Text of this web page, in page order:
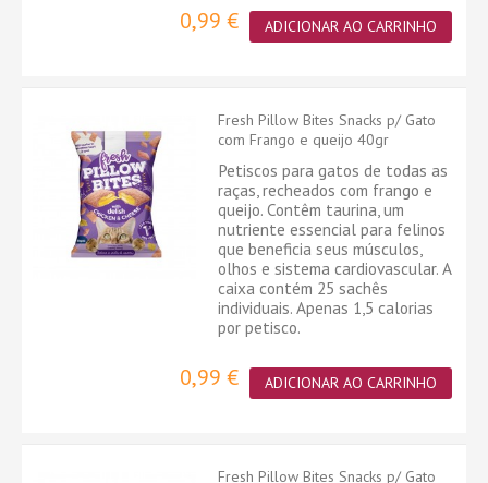
0,99 € ADICIONAR AO CARRINHO
Fresh Pillow Bites Snacks p/ Gato
com Frango e queijo 40gr
Petiscos para gatos de todas as
raças, recheados com frango e
queijo. Contêm taurina, um
nutriente essencial para felinos
que beneficia seus músculos,
olhos e sistema cardiovascular. A
caixa contém 25 sachês
individuais. Apenas 1,5 calorias
por petisco.
0,99 € ADICIONAR AO CARRINHO
Fresh Pillow Bites Snacks p/ Gato